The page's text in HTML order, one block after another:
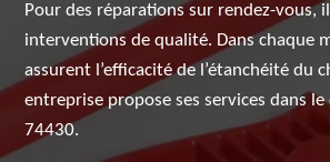
Pour des réparations sur rendez-vous,
interventions de qualité. Dans chaque
assurent l’efficacité de l’étanchéité du
entreprise propose ses services dans
74430.